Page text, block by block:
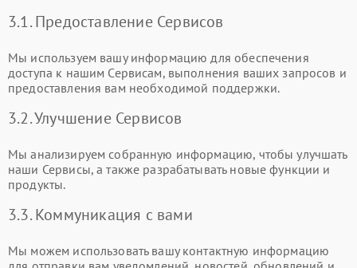
3.1. Предоставление Сервисов
Мы используем вашу информацию для обеспечения
доступа к нашим Сервисам, выполнения ваших запросов и
предоставления вам необходимой поддержки.
3.2. Улучшение Сервисов
Мы анализируем собранную информацию, чтобы улучшать
наши Сервисы, а также разрабатывать новые функции и
продукты.
3.3. Коммуникация с вами
Мы можем использовать вашу контактную информацию